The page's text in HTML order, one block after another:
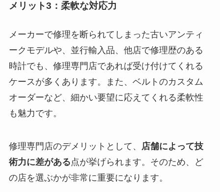
メリット3：柔軟な対応力
メーカーで修理を断られてしまった古いアンティ
ークモデルや、並行輸入品、他店で修理歴のある
時計でも、修理専門店であれば受け付けてくれる
ケースが多くあります。また、ベルトのカスタム
オーダーなど、細かい要望に応えてくれる柔軟性
も魅力です。
修理専門店のデメリットとして、 店舗によって技
術力に差がある点が挙げられます。そのため、ど
の店を選ぶかが非常に重要になります。